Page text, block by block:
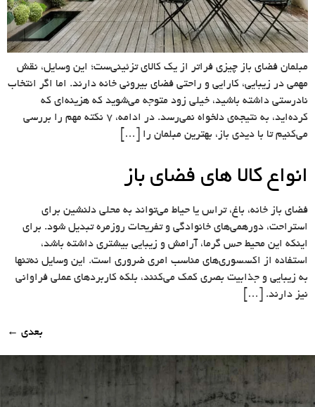
مبلمان فضای باز چیزی فراتر از یک کالای تزئینی‌ست؛ این وسایل، نقش
مهمی در زیبایی، کارایی و راحتی فضای بیرونی خانه‌ دارند. اما اگر انتخاب
نادرستی داشته باشید، خیلی زود متوجه می‌شوید که هزینه‌ای که
کرده‌اید، به نتیجه‌ی دلخواه نمی‌رسد. در ادامه، ۷ نکته مهم را بررسی
می‌کنیم تا با دیدی باز، بهترین مبلمان را […]
انواع کالا های فضای باز
فضای باز خانه، باغ، تراس یا حیاط می‌تواند به محلی دلنشین برای
استراحت، دورهمی‌های خانوادگی و تفریحات روزمره تبدیل شود. برای
اینکه این محیط حس گرما، آرامش و زیبایی بیشتری داشته باشد،
استفاده از اکسسوری‌های مناسب امری ضروری است. این وسایل نه‌تنها
به زیبایی و جذابیت بصری کمک می‌کنند، بلکه کاربردهای عملی فراوانی
نیز دارند. […]
بعدی ←